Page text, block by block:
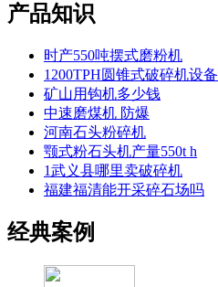
产品知识
时产550吨摆式磨粉机
1200TPH圆锥式破碎机设备
矿山用钩机多少钱
中速磨煤机 防爆
河南石头粉碎机
颚式粉石头机产量550t h
1武义县哪里卖破碎机
福建福清能开采碎石场吗
经典案例